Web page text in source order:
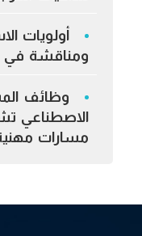
أولويات
ومناقشة في
وظائف
الاصطناعي
مسارات